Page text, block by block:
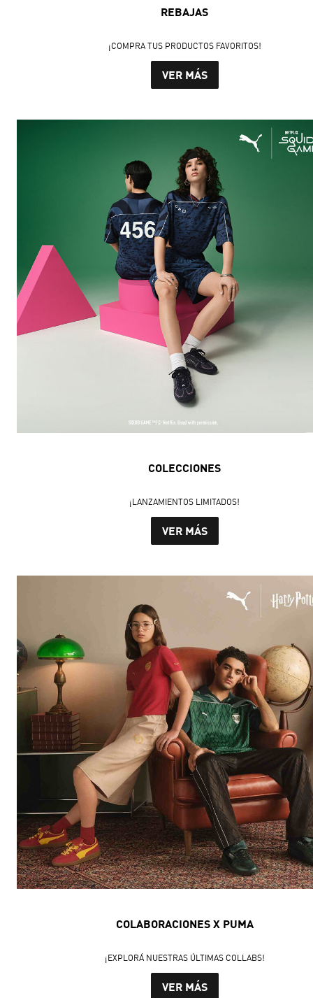
REBAJAS
¡COMPRA TUS PRODUCTOS FAVORITOS!
VER MÁS
COLECCIONES
¡LANZAMIENTOS LIMITADOS!
VER MÁS
COLABORACIONES X PUMA
¡EXPLORÁ NUESTRAS ÚLTIMAS COLLABS!
VER MÁS